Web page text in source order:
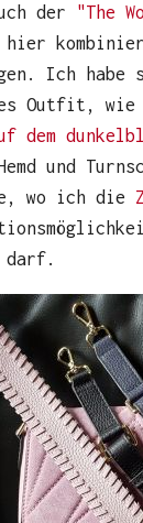
der "The
Ich habe
Outfit, wie
dem
und
wo ich die
darf.